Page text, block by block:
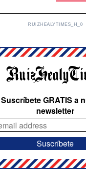
RUIZHEALYTIMES_H_0
Suscríbete GRATIS a
newsletter